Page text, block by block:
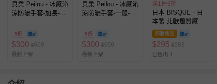
貝柔 Peilou - 冰感沁
涼防曬手套-加長-3
5折
$300 $600
最新上架
貝柔 Peilou - 冰感沁
涼防曬手套-一般-3
5折
$300 $600
最新上架
滿1件3折
日本 BISQUE - 日
本製 北歐風質感保
暖手套(露指款)-素
色-象牙
即將售完
$295 $983
已售出 4